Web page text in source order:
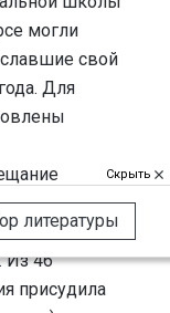
могли
свой
Для
1937 года
Из 46
присудила
Скрыть
литературы